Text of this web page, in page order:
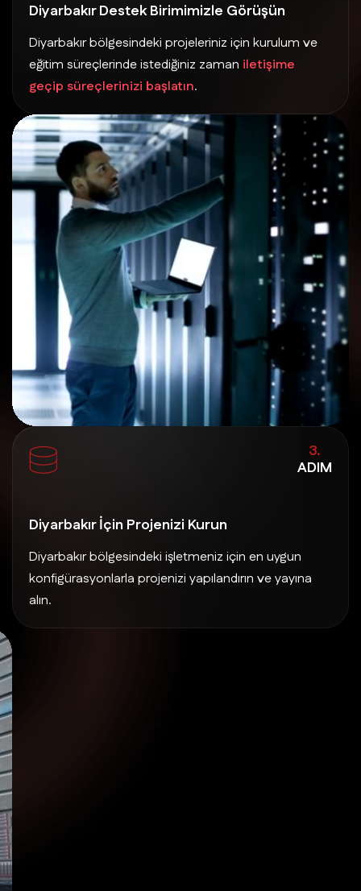
Diyarbakır Destek Birimimizle Görüşün
Diyarbakır bölgesindeki projeleriniz için kurulum ve
eğitim süreçlerinde istediğiniz zaman iletişime
geçip süreçlerinizi başlatın.
3.
ADIM
Diyarbakır İçin Projenizi Kurun
Diyarbakır bölgesindeki işletmeniz için en uygun
konfigürasyonlarla projenizi yapılandırın ve yayına
alın.